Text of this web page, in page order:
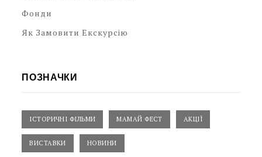
Фонди
Як Замовити Екскурсію
ПОЗНАЧКИ
ІСТОРИЧНІ ФІЛЬМИ МАМАЙ ФЕСТ АКЦІЇ
ВИСТАВКИ НОВИНИ